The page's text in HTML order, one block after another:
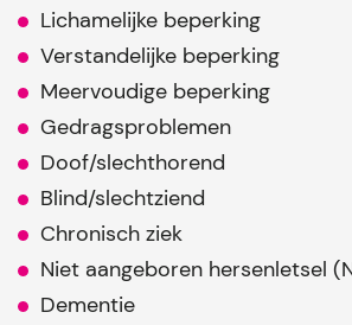
Lichamelijke beperking
Verstandelijke beperking
Meervoudige beperking
Gedragsproblemen
Doof/slechthorend
Blind/slechtziend
Chronisch ziek
Niet aangeboren hersenletsel
Dementie